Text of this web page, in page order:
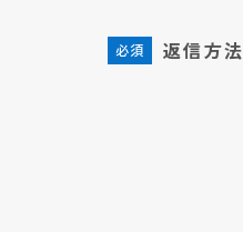
返信方法